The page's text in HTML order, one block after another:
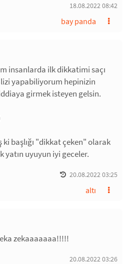
18.08.2022 08:42
bay panda
insanlarda ilk dikkatimi saçı
yapabiliyorum hepinizin
girmek isteyen gelsin.
başlığı "dikkat çeken" olarak
yatın uyuyun iyi geceler.
20.08.2022 03:25
altı
zekaaaaaaa!!!!!
20.08.2022 03:26